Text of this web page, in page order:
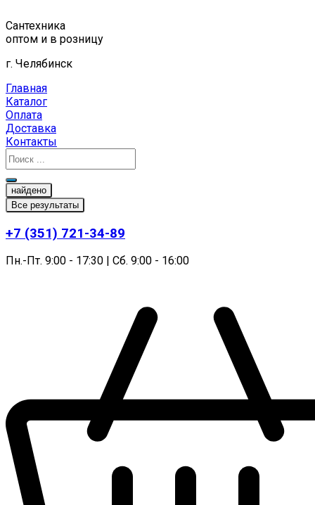
к
содержимому
Сантехника
оптом и в розницу
г. Челябинск
Главная
Каталог
Оплата
Доставка
Контакты
найдено
Все результаты
+7 (351) 721-34-89
Пн.-Пт. 9:00 - 17:30 | Сб. 9:00 - 16:00